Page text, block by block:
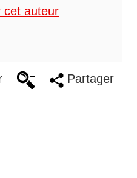
cet auteur
Partager